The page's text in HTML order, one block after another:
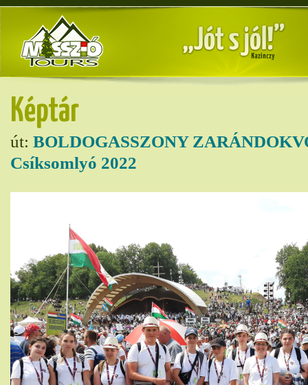
Képtár
út: BOLDOGASSZONY
Csíksomlyó 2022